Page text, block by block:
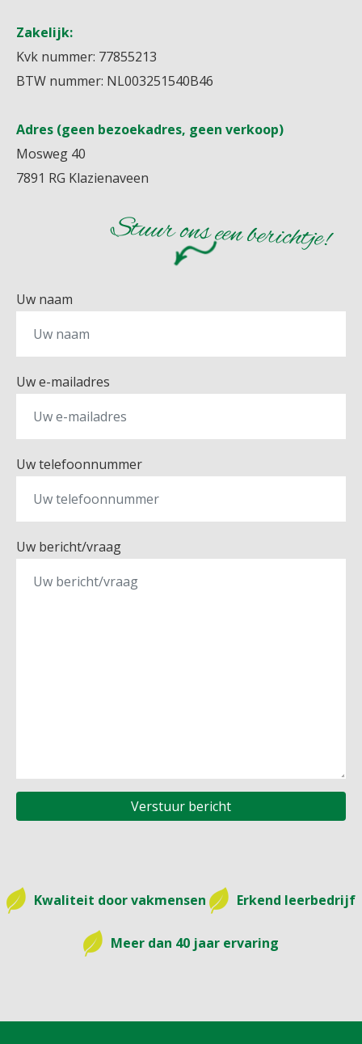
Zakelijk:
Kvk nummer: 77855213
BTW nummer: NL003251540B46
Adres (geen bezoekadres, geen verkoop)
Mosweg 40
7891 RG Klazienaveen
Stuur ons een berichtje!
Uw naam
Uw e-mailadres
Uw telefoonnummer
Uw bericht/vraag
Kwaliteit door vakmensen Erkend leerbedrijf
Meer dan 40 jaar ervaring